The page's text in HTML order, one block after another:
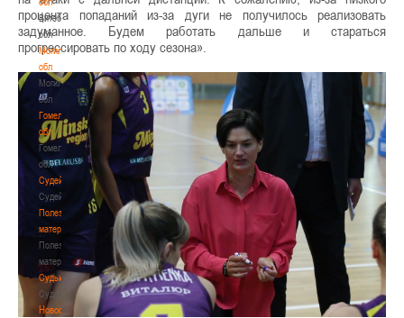
Витебская
обл
Могилевская
обл
Могилевская
обл
Гомельская
обл
Гомельская
обл
Судейство
Судейство
Полезные
материалы
Полезные
материалы
Судьи
Судьи
Новости
процента попаданий из-за дуги не получилось реализовать
задуманное. Будем работать дальше и стараться
прогрессировать по ходу сезона».